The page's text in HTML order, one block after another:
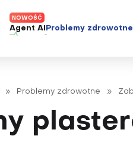
Agent AI Problemy zdrowotne
Alergie
Autyzm Prawa
» Problemy zdrowotne »